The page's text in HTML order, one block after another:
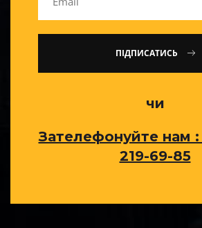
ПІДПИСАТИСЬ
чи
Зателефонуйте нам :
219-69-85